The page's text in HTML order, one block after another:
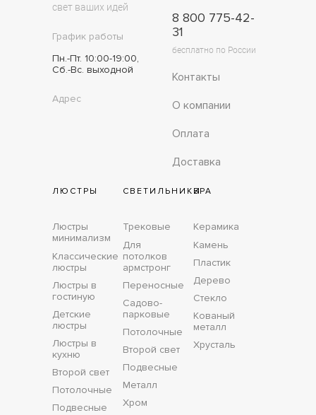
свет ваших идей
График работы
Пн.-Пт. 10:00-19:00,
Сб.-Вс. выходной
Адрес
8 800 775-42-
31
бесплатно по России
Контакты
О компании
Оплата
Доставка
ЛЮСТРЫ
Люстры
минимализм
Классические
люстры
Люстры в
гостиную
Детские
люстры
Люстры в
кухню
Второй свет
Потолочные
Подвесные
СВЕТИЛЬНИКИ
Трековые
Для
потолков
армстронг
Переносные
Садово-
парковые
Потолочные
Второй свет
Подвесные
Металл
Хром
БРА
Керамика
Камень
Пластик
Дерево
Стекло
Кованый
металл
Хрусталь